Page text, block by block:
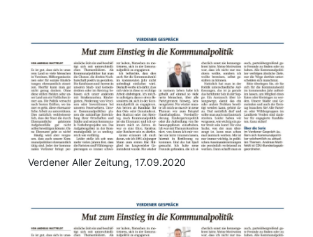
Verdener Aller Zeitung, 17.09.2020